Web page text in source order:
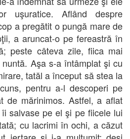
uşuratice. Aflând despre
a pregătit o pungă mare de
a aruncat-o pe fereastră în
peste câteva zile, fiica mai
Aşa s-a întâmplat şi cu
tatăl a început să stea la
pentru a-l descoperi pe
de mărinimos. Astfel, a aflat
salvase pe el şi pe fiicele lui
cu lacrimi în ochi, a căzut